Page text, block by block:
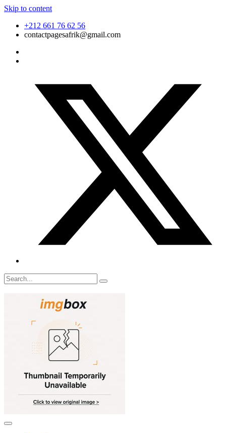
Skip to content
+212 661 76 62 56
contactpagesafrik@gmail.com